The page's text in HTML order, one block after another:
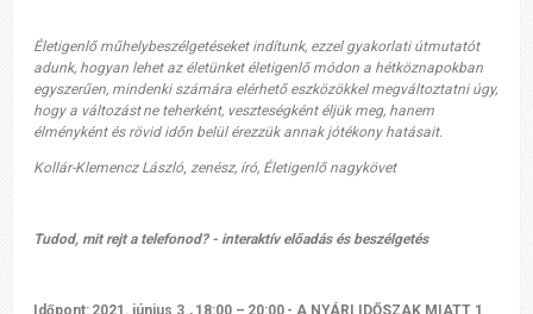
Életigenlő műhelybeszélgetéseket indítunk, ezzel gyakorlati útmutatót
adunk, hogyan lehet az életünket életigenlő módon a hétköznapokban
egyszerűen, mindenki számára elérhető eszközökkel megváltoztatni úgy,
hogy a változást ne teherként, veszteségként éljük meg, hanem
élményként és rövid időn belül érezzük annak jótékony hatásait.
Kollár-KlemenczLászló,zenész, író, Életigenlő nagykövet
Tudod, mit rejt a telefonod? - interaktív előadás és beszélgetés
Időpont: 2021. június 3., 18:00 – 20:00 - A NYÁRI IDŐSZAK MIATT 1